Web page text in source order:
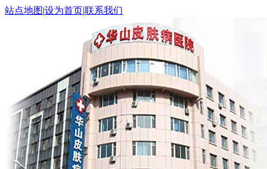
站点地图|设为首页|联系我们